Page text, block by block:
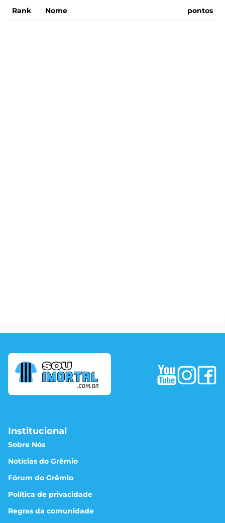
Rank Nome pontos
Institucional
Sobre Nós
Notícias do Grêmio
Fórum do Grêmio
Política de privacidade
Regras da comunidade